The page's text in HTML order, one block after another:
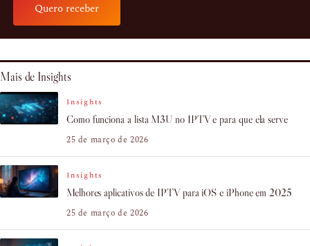
Quero receber
Mais de Insights
Insights
Como funciona a lista M3U no IPTV e para que ela serve
25 de março de 2026
Insights
Melhores aplicativos de IPTV para iOS e iPhone em 2025
25 de março de 2026